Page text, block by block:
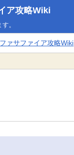
ア攻略Wiki
。
ァサファイア攻略Wiki